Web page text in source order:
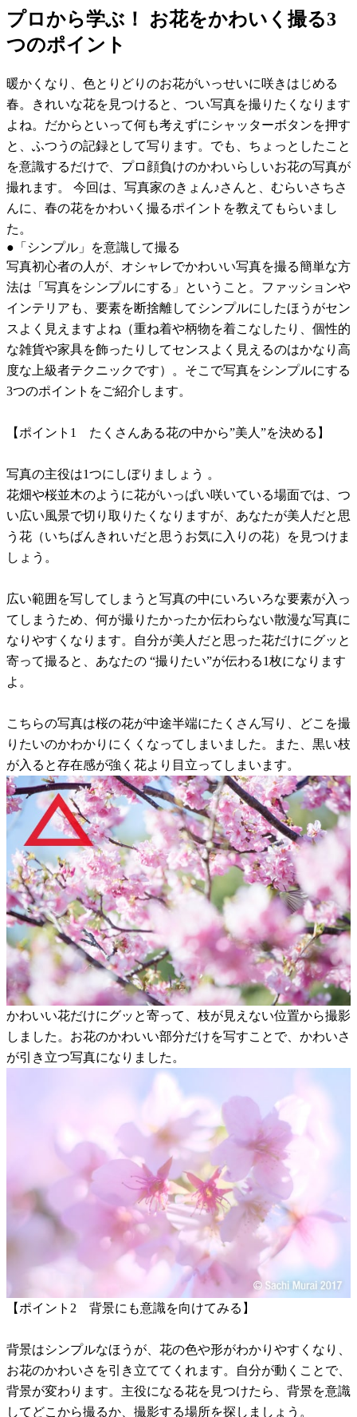
プロから学ぶ！ お花をかわいく撮る3
つのポイント
暖かくなり、色とりどりのお花がいっせいに咲きはじめる
春。きれいな花を見つけると、つい写真を撮りたくなります
よね。だからといって何も考えずにシャッターボタンを押す
と、ふつうの記録として写ります。でも、ちょっとしたこと
を意識するだけで、プロ顔負けのかわいらしいお花の写真が
撮れます。 今回は、写真家のきょん♪さんと、むらいさちさ
んに、春の花をかわいく撮るポイントを教えてもらいまし
た。
●「シンプル」を意識して撮る
写真初心者の人が、オシャレでかわいい写真を撮る簡単な方
法は「写真をシンプルにする」ということ。ファッションや
インテリアも、要素を断捨離してシンプルにしたほうがセン
スよく見えますよね（重ね着や柄物を着こなしたり、個性的
な雑貨や家具を飾ったりしてセンスよく見えるのはかなり高
度な上級者テクニックです）。そこで写真をシンプルにする
3つのポイントをご紹介します。
【ポイント1 たくさんある花の中から”美人”を決める】
写真の主役は1つにしぼりましょう 。
花畑や桜並木のように花がいっぱい咲いている場面では、つ
い広い風景で切り取りたくなりますが、あなたが美人だと思
う花（いちばんきれいだと思うお気に入りの花）を見つけま
しょう。
広い範囲を写してしまうと写真の中にいろいろな要素が入っ
てしまうため、何が撮りたかったか伝わらない散漫な写真に
なりやすくなります。自分が美人だと思った花だけにグッと
寄って撮ると、あなたの “撮りたい”が伝わる1枚になります
よ。
こちらの写真は桜の花が中途半端にたくさん写り、どこを撮
りたいのかわかりにくくなってしまいました。また、黒い枝
が入ると存在感が強く花より目立ってしまいます。
かわいい花だけにグッと寄って、枝が見えない位置から撮影
しました。お花のかわいい部分だけを写すことで、かわいさ
が引き立つ写真になりました。
【ポイント2 背景にも意識を向けてみる】
背景はシンプルなほうが、花の色や形がわかりやすくなり、
お花のかわいさを引き立ててくれます。自分が動くことで、
背景が変わります。主役になる花を見つけたら、背景を意識
してどこから撮るか、撮影する場所を探しましょう。